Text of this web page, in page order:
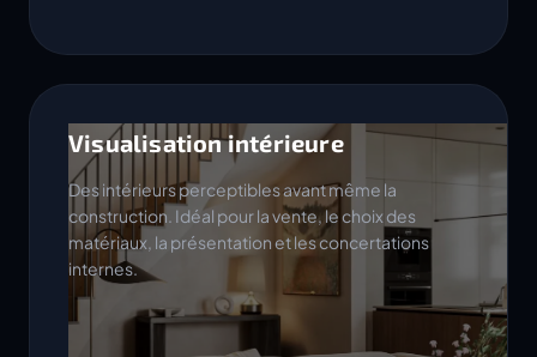
Visualisation intérieure
Des intérieurs perceptibles avant même la
construction. Idéal pour la vente, le choix des
matériaux, la présentation et les concertations
internes.